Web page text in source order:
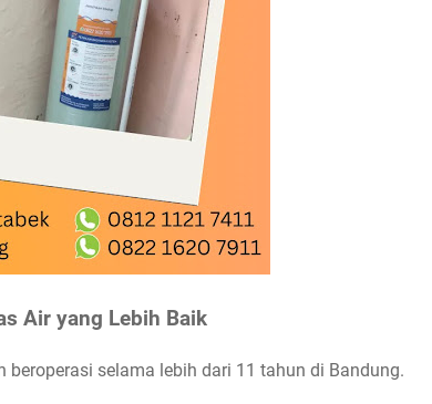
Air yang Lebih Baik
selama lebih dari 11 tahun di Bandung.